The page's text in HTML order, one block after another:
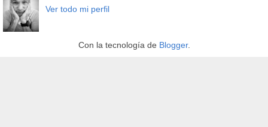
Ver todo mi perfil
Con la tecnología de Blogger.